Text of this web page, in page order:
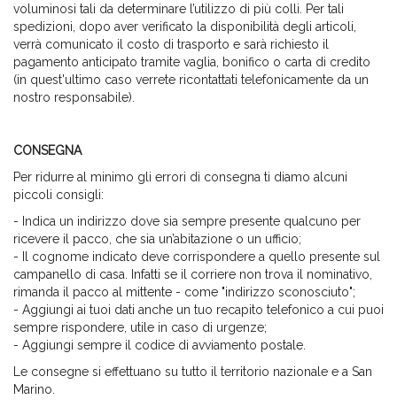
voluminosi tali da determinare l’utilizzo di più colli. Per tali
spedizioni, dopo aver verificato la disponibilità degli articoli,
verrà comunicato il costo di trasporto e sarà richiesto il
pagamento anticipato tramite vaglia, bonifico o carta di credito
(in quest'ultimo caso verrete ricontattati telefonicamente da un
nostro responsabile).
CONSEGNA
Per ridurre al minimo gli errori di consegna ti diamo alcuni
piccoli consigli:
- Indica un indirizzo dove sia sempre presente qualcuno per
ricevere il pacco, che sia un’abitazione o un ufficio;
- Il cognome indicato deve corrispondere a quello presente sul
campanello di casa. Infatti se il corriere non trova il nominativo,
rimanda il pacco al mittente - come "indirizzo sconosciuto";
- Aggiungi ai tuoi dati anche un tuo recapito telefonico a cui puoi
sempre rispondere, utile in caso di urgenze;
- Aggiungi sempre il codice di avviamento postale.
Le consegne si effettuano su tutto il territorio nazionale e a San
Marino.